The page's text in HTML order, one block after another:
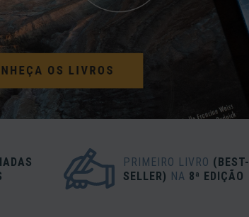
PRIMEIRO LIVRO (BEST-
SELLER) NA 8ª EDIÇÃO